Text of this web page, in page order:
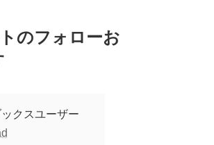
のフォローお
クスユーザー